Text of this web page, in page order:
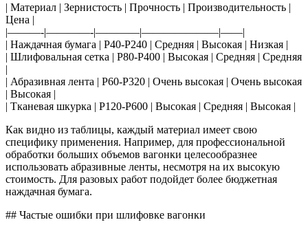
| Материал | Зернистость | Прочность | Производительность |
Цена |
|———-|————-|————|———————|——|
| Наждачная бумага | P40-P240 | Средняя | Высокая | Низкая |
| Шлифовальная сетка | P80-P400 | Высокая | Средняя | Средняя
|
| Абразивная лента | P60-P320 | Очень высокая | Очень высокая
| Высокая |
| Тканевая шкурка | P120-P600 | Высокая | Средняя | Высокая |
Как видно из таблицы, каждый материал имеет свою
специфику применения. Например, для профессиональной
обработки больших объемов вагонки целесообразнее
использовать абразивные ленты, несмотря на их высокую
стоимость. Для разовых работ подойдет более бюджетная
наждачная бумага.
## Частые ошибки при шлифовке вагонки